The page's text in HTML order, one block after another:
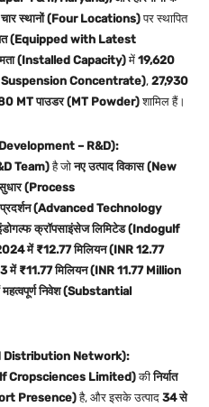
चार स्थानों (Four Locations)पर स्थापित
(Equipped with Latest
(Installed Capacity)में 19,620
Suspension Concentrate), 27,930
MT पाउडर (MT Powder)शामिल हैं।
– R&D):
Team)है जोनए उत्पाद विकास (New
सुधार (Process
प्रदर्शन (Advanced Technology
क्रॉपसाइंसेज लिमिटेड (Indogulf
2024 में ₹12.77 मिलियन (INR 12.77
में ₹11.77 मिलियन (INR 11.77 Million
निवेश (Substantial
Distribution Network):
Cropsciences Limited)कीनिर्यात
Presence)है, और इसके उत्पाद 34 से